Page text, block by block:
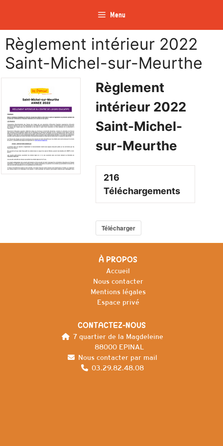
contenu
Menu
Règlement intérieur 2022
Saint-Michel-sur-Meurthe
Règlement
intérieur 2022
Saint-Michel-
sur-Meurthe
216
Téléchargements
Télécharger
À PROPOS
Accueil
Nous contacter
Mentions légales
Espace privé
CONTACTEZ-NOUS
7 quartier de la Magdeleine
88000 EPINAL
Nous contacter par mail
03.29.82.48.08